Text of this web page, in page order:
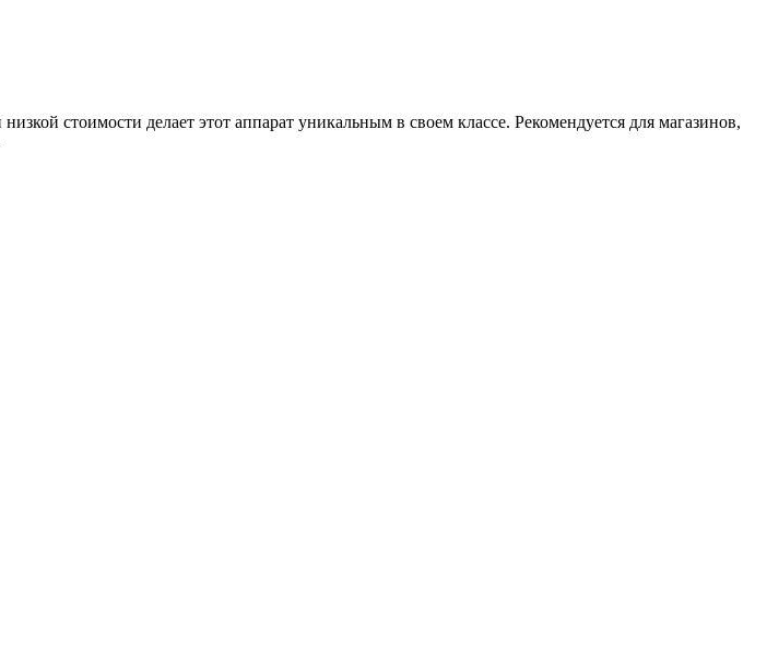
стоимости делает этот аппарат уникальным в своем классе. Рекомендуется для магазинов,